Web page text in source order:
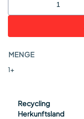
MENGE
1+
Recycling
Herkunftsland